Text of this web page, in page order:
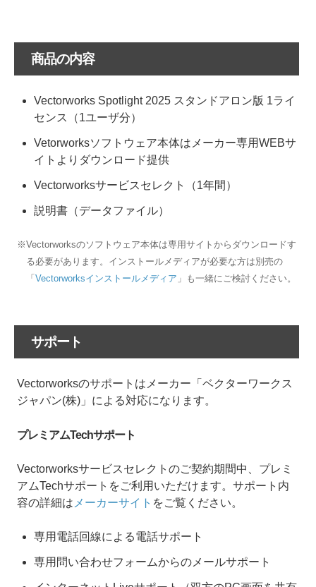
商品の内容
Vectorworks Spotlight 2025 スタンドアロン版 1ライ
センス（1ユーザ分）
Vetorworksソフトウェア本体はメーカー専用WEBサ
イトよりダウンロード提供
Vectorworksサービスセレクト（1年間）
説明書（データファイル）
※Vectorworksのソフトウェア本体は専用サイトからダウンロードす
る必要があります。インストールメディアが必要な方は別売の
「Vectorworksインストールメディア 」も一緒にご検討ください。
サポート
Vectorworksのサポートはメーカー「ベクターワークス
ジャパン(株)」による対応になります。
プレミアムTechサポート
Vectorworksサービスセレクトのご契約期間中、プレミ
アムTechサポートをご利用いただけます。サポート内
容の詳細はメーカーサイト をご覧ください。
専用電話回線による電話サポート
専用問い合わせフォームからのメールサポート